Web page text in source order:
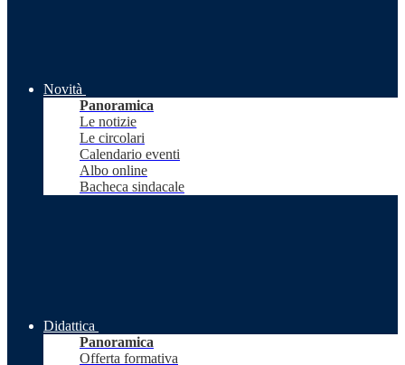
Novità
Panoramica
Le notizie
Le circolari
Calendario eventi
Albo online
Bacheca sindacale
Didattica
Panoramica
Offerta formativa